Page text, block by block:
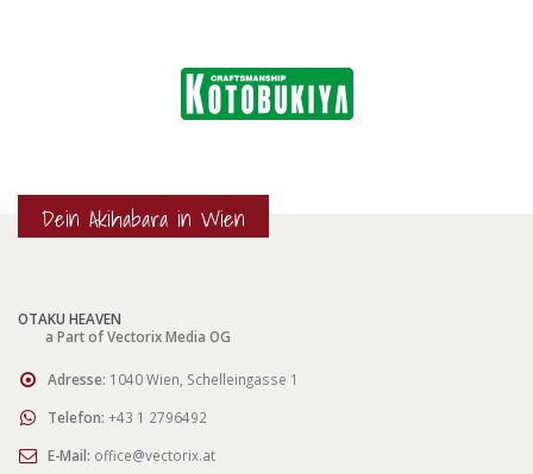
Dein Akihabara in Wien
OTAKU HEAVEN
a Part of Vectorix Media OG
Adresse: 1040 Wien, Schelleingasse 1
Telefon: +43 1 2796492
E-Mail: office@vectorix.at